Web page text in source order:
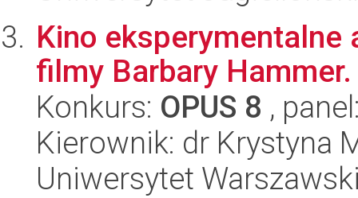
Kino eksperymentalne
filmy Barbary Hammer.
Konkurs: OPUS 8 ,
Kierownik: dr Krystyna
Uniwersytet